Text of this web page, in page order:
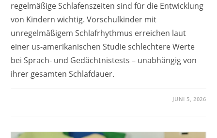
regelmäßige Schlafenszeiten sind für die Entwicklung
von Kindern wichtig. Vorschulkinder mit
unregelmäßigem Schlafrhythmus erreichen laut
einer us-amerikanischen Studie schlechtere Werte
bei Sprach- und Gedächtnistests – unabhängig von
ihrer gesamten Schlafdauer.
JUNI 5, 2026